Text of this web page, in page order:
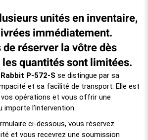
unités en inventaire,
immédiatement.
réserver la vôtre dès
quantités sont limitées.
Rabbit P-572-S se distingue par sa
et sa facilité de transport. Elle est
opérations et vous offrir une
importe l’intervention.
ci-dessous, vous réservez
et vous recevrez une soumission